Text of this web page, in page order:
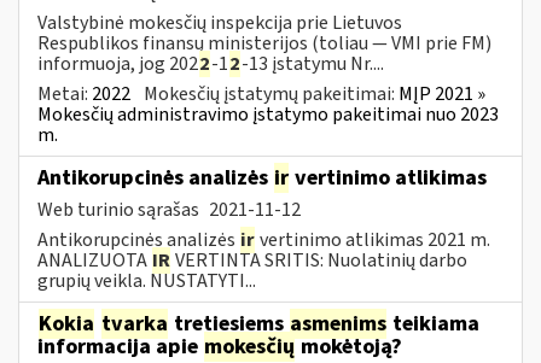
Valstybinė mokesčių inspekcija prie Lietuvos
Respublikos finansų ministerijos (toliau — VMI prie FM)
informuoja, jog 2022-12-13 įstatymu Nr....
Metai: 2022 Mokesčių įstatymų pakeitimai: MĮP 2021 »
Mokesčių administravimo įstatymo pakeitimai nuo 2023
m.
Antikorupcinės analizės ir vertinimo atlikimas
Web turinio sąrašas 2021-11-12
Antikorupcinės analizės irvertinimo atlikimas 2021 m.
ANALIZUOTA IRVERTINTA SRITIS: Nuolatinių darbo
grupių veikla. NUSTATYTI...
Kokia tvarka tretiesiems asmenims teikiama
informacija apie mokesčiųmokėtoją?